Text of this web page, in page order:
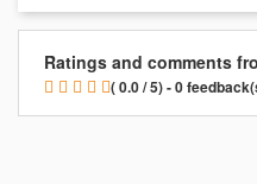
Ratings and comments
( 0.0 / 5) - 0